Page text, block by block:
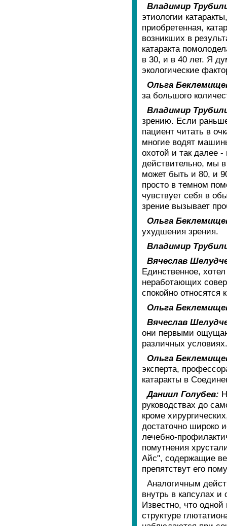
Владимир
этиологии
приобретенная,
возникших в
катаракта
в 30, и в 40 лет. Я
экологические
Ольга
за большого
Владимир
зрению. Если
пациент читать в
многие водят
охотой и так далее -
действительно, мы
может быть и 80, и
просто в темном
чувствует себя в
зрение вызывает
Ольга
ухудшения зрения.
Владимир
Вячеслав
Единственное,
неработающих
спокойно
Ольга
Вячеслав
они первыми
различных условиях.
Ольга
эксперта,
катаракты в
Даниил Голубев:
руководствах до
кроме
достаточно широко
лечебно-
помутнения
Айс", содержащие
препятствут его
Аналогичным
внутрь в капсулах и
Известно, что
структуре